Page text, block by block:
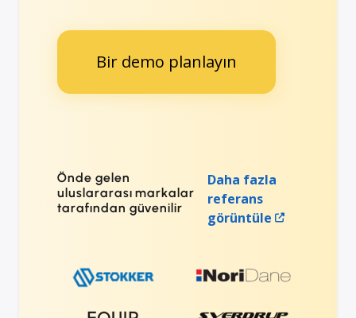
Bir demo planlayın
Önde gelen
uluslararası markalar
tarafından güvenilir
Daha fazla
referans
görüntüle